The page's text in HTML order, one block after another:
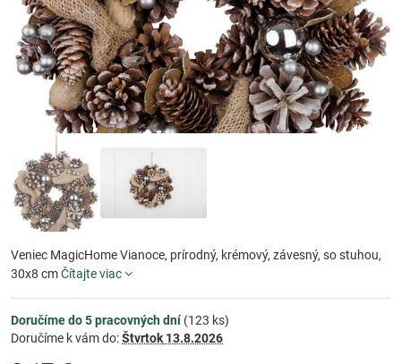
Veniec MagicHome Vianoce, prírodný, krémový, závesný, so stuhou,
30x8 cmČítajte viac
Doručíme do 5 pracovných dní(123 ks)
Doručíme k vám do:Štvrtok 13.8.2026